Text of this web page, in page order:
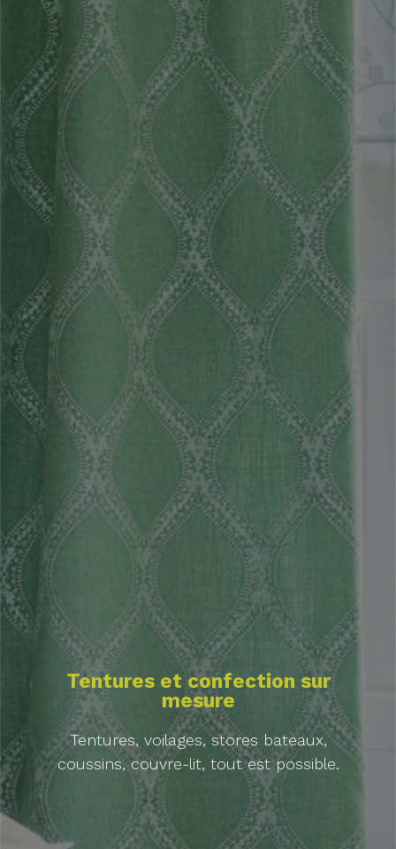
Tentures et confection sur
mesure
Tentures, voilages, stores bateaux,
coussins, couvre-lit, tout est possible.